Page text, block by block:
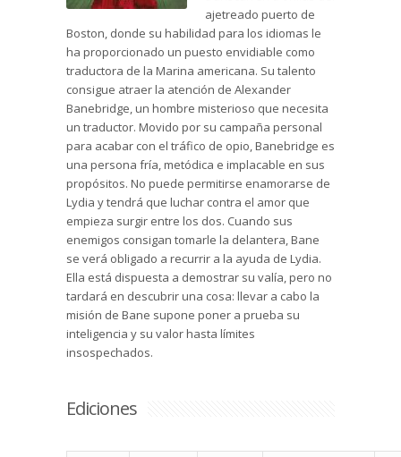
ajetreado puerto de
Boston, donde su habilidad para los idiomas le
ha proporcionado un puesto envidiable como
traductora de la Marina americana. Su talento
consigue atraer la atención de Alexander
Banebridge, un hombre misterioso que necesita
un traductor. Movido por su campaña personal
para acabar con el tráfico de opio, Banebridge es
una persona fría, metódica e implacable en sus
propósitos. No puede permitirse enamorarse de
Lydia y tendrá que luchar contra el amor que
empieza surgir entre los dos. Cuando sus
enemigos consigan tomarle la delantera, Bane
se verá obligado a recurrir a la ayuda de Lydia.
Ella está dispuesta a demostrar su valía, pero no
tardará en descubrir una cosa: llevar a cabo la
misión de Bane supone poner a prueba su
inteligencia y su valor hasta límites
insospechados.
Ediciones